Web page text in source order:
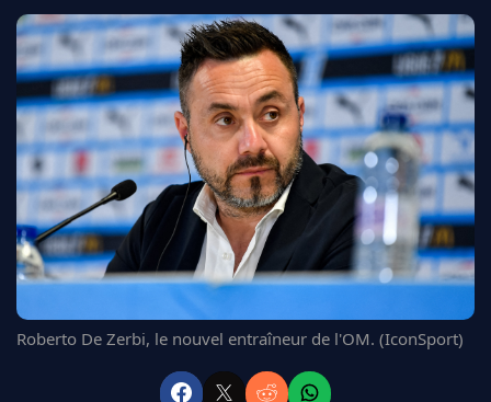
MERCATO
CDM 2026
EDF
PSG
LIGUE 1
REAL MADRID
FC BARCELONE
MANCHESTER UNITED
CHELSEA
ARSENAL
L'AVIS DE LA RÉDAC'
Roberto De Zerbi, le nouvel entraîneur de l'OM. (IconSport)